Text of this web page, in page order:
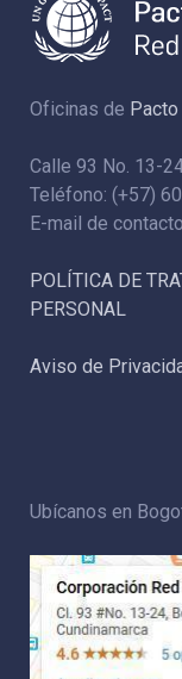
Oficinas de
Calle 93 No. 13-
Teléfono: (+57)
E-mail de
POLÍTICA DE
PERSONAL
Aviso de
Ubícanos en